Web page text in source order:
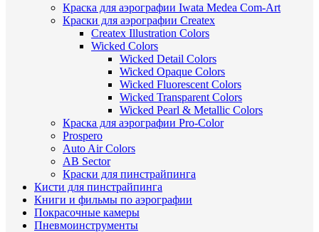
Краска для аэрографии Iwata Medea Com-Art
Краски для аэрографии Createx
Createx Illustration Colors
Wicked Colors
Wicked Detail Colors
Wicked Opaque Colors
Wicked Fluorescent Colors
Wicked Transparent Colors
Wicked Pearl & Metallic Colors
Краска для аэрографии Pro-Color
Prospero
Auto Air Colors
AB Sector
Краски для пинстрайпинга
Кисти для пинстрайпинга
Книги и фильмы по аэрографии
Покрасочные камеры
Пневмоинструменты